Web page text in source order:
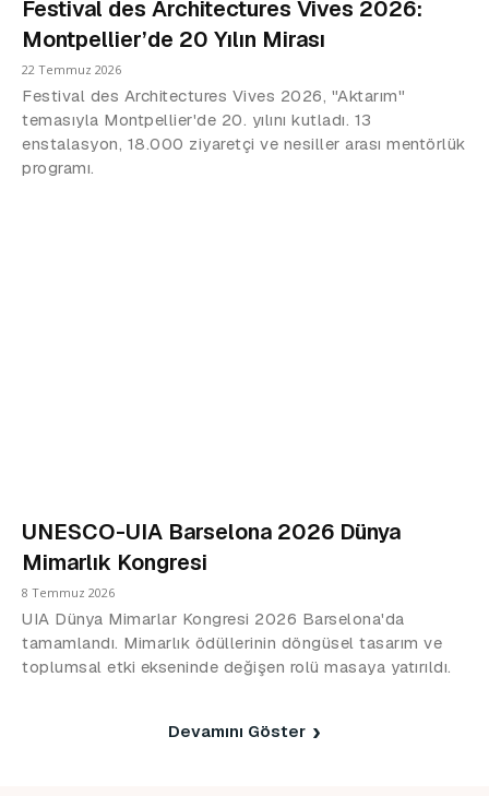
Festival des Architectures Vives 2026:
Montpellier’de 20 Yılın Mirası
22 Temmuz 2026
Festival des Architectures Vives 2026, "Aktarım"
temasıyla Montpellier'de 20. yılını kutladı. 13
enstalasyon, 18.000 ziyaretçi ve nesiller arası mentörlük
programı.
UNESCO-UIA Barselona 2026 Dünya
Mimarlık Kongresi
8 Temmuz 2026
UIA Dünya Mimarlar Kongresi 2026 Barselona'da
tamamlandı. Mimarlık ödüllerinin döngüsel tasarım ve
toplumsal etki ekseninde değişen rolü masaya yatırıldı.
Devamını Göster